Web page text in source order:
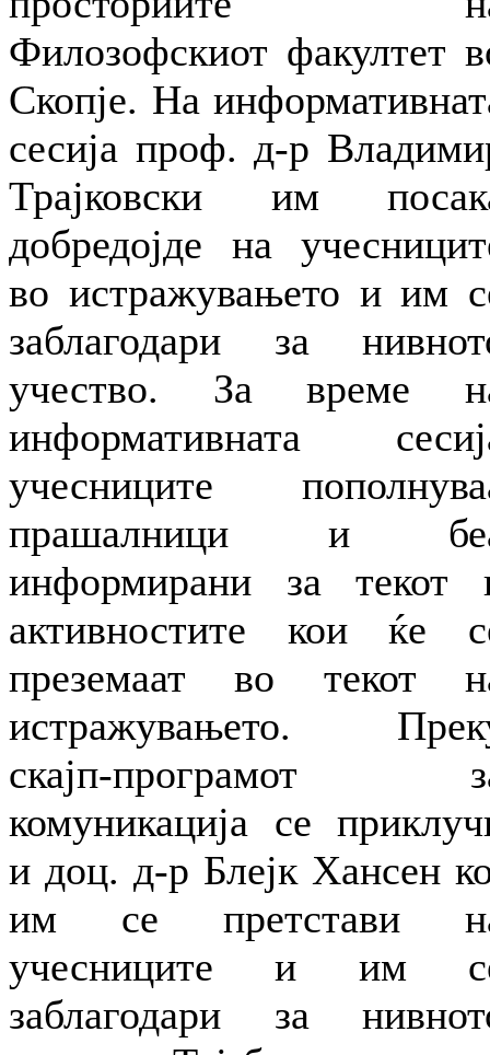
Филозофскиот факултет
Скопје. На
сесија проф. д-р
Трајковски им
добредојде на
во истражувањето и им
заблагодари за
учество. За време
информативната
учесниците
прашалници и
информирани за текот
активностите кои ќе
преземаат во текот
истражувањето.
скајп-програмот
комуникација се
и доц. д-р Блејк Хансен
им се претстави
учесниците и им
заблагодари за